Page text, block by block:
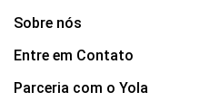
Sobre nós
Entre em Contato
Parceria com o Yola